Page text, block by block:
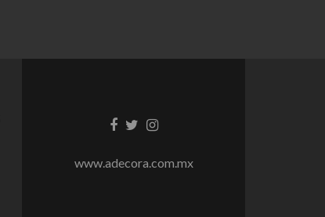
Facebook
TwitterInstagram
www.adecora.com.mx